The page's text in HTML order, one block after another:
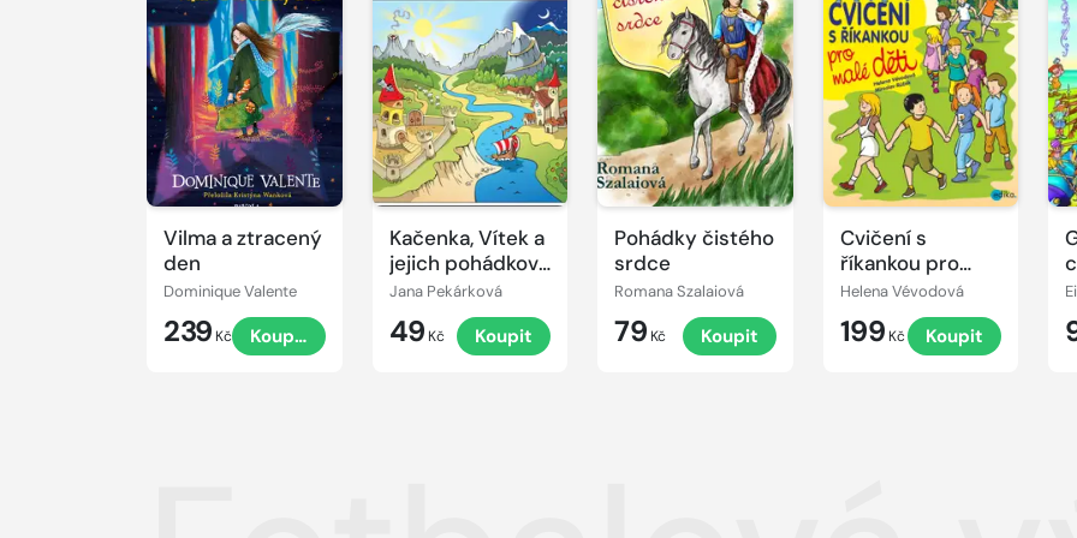
Vilma a ztracený
den
Dominique Valente
239 Kč Koupit
Kačenka, Vítek a
jejich pohádkové
dobrodružství
Jana Pekárková
49 Kč Koupit
Pohádky čistého
srdce
Romana Szalaiová
79 Kč Koupit
Cvičení s
říkankou pro
malé děti
Helena Vévodová
199 Kč Koupit